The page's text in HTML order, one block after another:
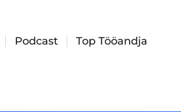
Podcast Top Tööandja